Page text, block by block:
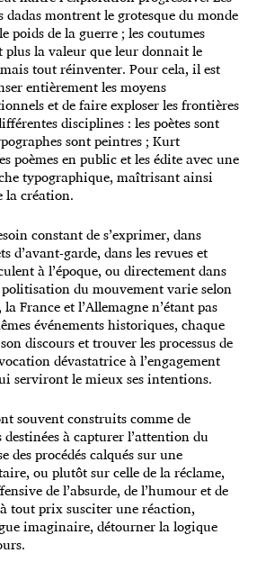
dadas montrent le grotesque du monde
poids de la guerre ; les coutumes
plus la valeur que leur donnait le
tout réinventer. Pour cela, il est
entièrement les moyens
et de faire exploser les frontières
disciplines : les poètes sont
sont peintres ; Kurt
poèmes en public et les édite avec une
typographique, maîtrisant ainsi
la création.
constant de s’exprimer, dans
d’avant-garde, dans les revues et
à l’époque, ou directement dans
politisation du mouvement varie selon
France et l’Allemagne n’étant pas
événements historiques, chaque
discours et trouver les processus de
dévastatrice à l’engagement
serviront le mieux ses intentions.
souvent construits comme de
à capturer l’attention du
des procédés calqués sur une
ou plutôt sur celle de la réclame,
de l’absurde, de l’humour et de
tout prix susciter une réaction,
imaginaire, détourner la logique